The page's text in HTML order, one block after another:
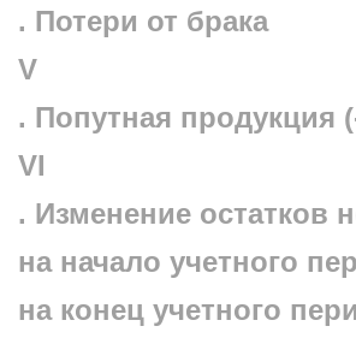
. Потери от брака
V
. Попутная продукция
VI
. Изменение остатков
на начало учетного
на конец учетного